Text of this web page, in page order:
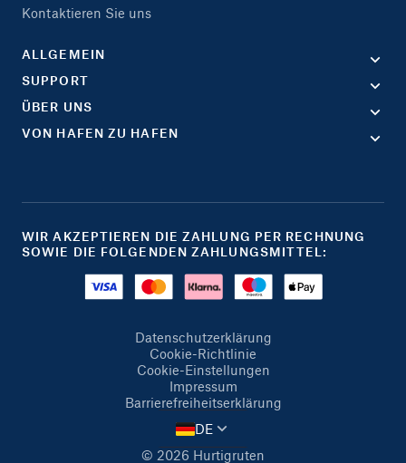
Kontaktieren Sie uns
ALLGEMEIN
SUPPORT
ÜBER UNS
VON HAFEN ZU HAFEN
WIR AKZEPTIEREN DIE ZAHLUNG PER RECHNUNG
SOWIE DIE FOLGENDEN ZAHLUNGSMITTEL:
Datenschutzerklärung
Cookie-Richtlinie
Cookie-Einstellungen
Impressum
Barrierefreiheitserklärung
© 2026 Hurtigruten
DE